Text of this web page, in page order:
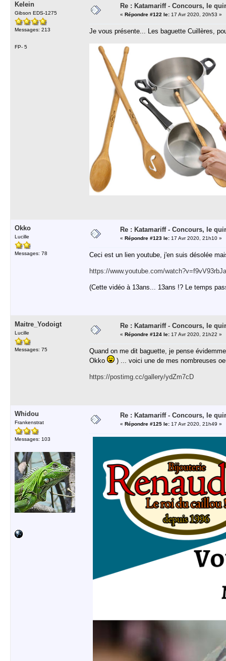
Kelein
Gibson EDS-1275
Messages: 213
FP- 5
Re : Katamariff - Concours, le
« Répondre #122 le: 17 Avr 2020, 20h53 »
Je vous présente... Les baguette Cuillères,
Okko
Lucille
Messages: 78
Re : Katamariff - Concours, le
« Répondre #123 le: 17 Avr 2020, 21h10 »
Ceci est un lien youtube, j'en suis désolée
https://www.youtube.com/
(Cette vidéo à 13ans... 13ans !? Le temps
Maitre_Yodoigt
Lucille
Messages: 75
Re : Katamariff - Concours, le
« Répondre #124 le: 17 Avr 2020, 21h22 »
Quand on me dit baguette, je pense
Okko
) ... voici une de mes nombreuses
https://postimg.cc/gallery/ydZm7cD
Whidou
Frankenstrat
Messages: 103
Re : Katamariff - Concours, le
« Répondre #125 le: 17 Avr 2020, 21h49 »